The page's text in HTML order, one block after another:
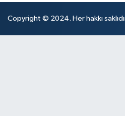
Copyright © 2024. Her hakkı